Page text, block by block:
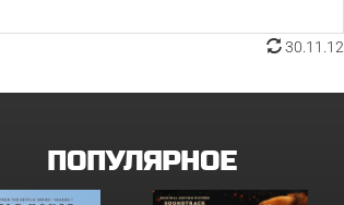
30.11.12
ПОПУЛЯРНОЕ